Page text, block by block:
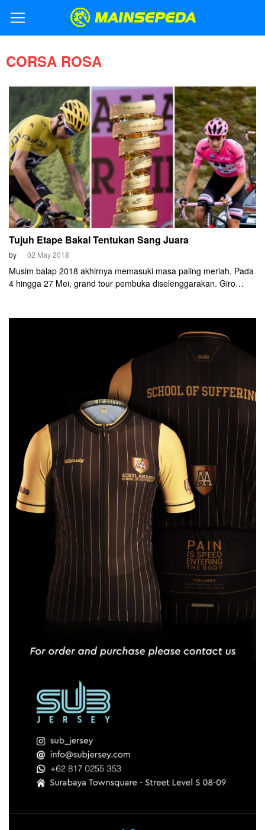
CORSA ROSA
Tujuh Etape Bakal Tentukan Sang Juara
by 02 May 2018
Musim balap 2018 akhirnya memasuki masa paling meriah. Pada
4 hingga 27 Mei, grand tour pembuka diselenggarakan. Giro